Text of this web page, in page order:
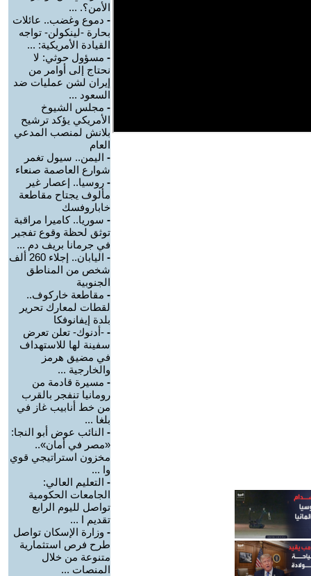
الأمن؟. ...
- دموع وغضب.. عائلات
بحارة -لينكولن- تواجه
القيادة الأمريكية: ...
- مسؤول حوثي: لا
نحتاج إلى أوامر من
إيران لشن عمليات ضد
السعود ...
- مجلس الشيوخ
الأمريكي يؤكد ترشيح
بلانش لمنصب المدعي
العام
- اليمن.. سيول تغمر
شوارع العاصمة صنعاء
- روسيا.. إعصار غير
مألوف يجتاح مقاطعة
خاباروفسك
- سوريا.. كاميرا مراقبة
توثق لحظة وقوع تفجير
في جرمانا بريف دم ...
-
اليابان.. إجلاء 260 ألف
شخص من المناطق
الجنوبية
- مقاطعة خاركوف..
لقطات لمعارك تحرير
بلدة إيفانوفكا
- -أدنوك- تعلن تعرض
سفينة لها للاستهداف
في مضيق هرمز
والخارجية ...
- مسيرة قادمة من
رومانيا تنفجر بالقرب
من خط أنابيب غاز في
بلغا ...
- النائب عوض أبو النجا:
«مصر في أمان»..
مخزون استراتيجي قوي
وا ...
- التعليم العالي:
الجامعات الحكومية
تواصل لليوم الرابع
تقديم ا ...
- وزارة الإسكان تواصل
طرح فرص استثمارية
متنوعة من خلال
المنصات ...